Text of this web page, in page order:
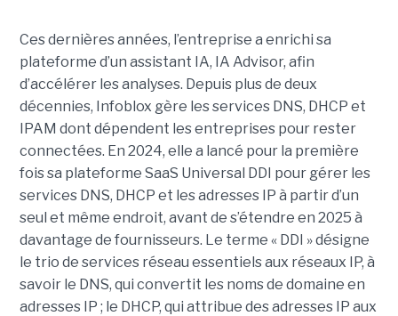
Ces dernières années, l’entreprise a enrichi sa
plateforme d’un assistant IA, IA Advisor, afin
d’accélérer les analyses. Depuis plus de deux
décennies, Infoblox gère les services DNS, DHCP et
IPAM dont dépendent les entreprises pour rester
connectées. En 2024, elle a lancé pour la première
fois sa plateforme SaaS Universal DDI pour gérer les
services DNS, DHCP et les adresses IP à partir d’un
seul et même endroit, avant de s’étendre en 2025 à
davantage de fournisseurs. Le terme « DDI » désigne
le trio de services réseau essentiels aux réseaux IP, à
savoir le DNS, qui convertit les noms de domaine en
adresses IP ; le DHCP, qui attribue des adresses IP aux